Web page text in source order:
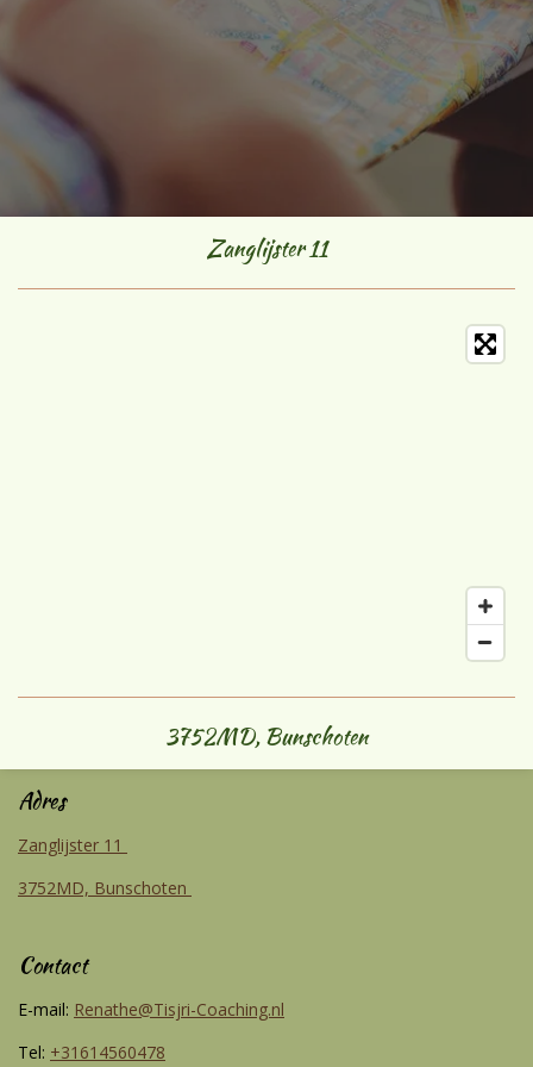
Zanglijster 11
3752MD, Bunschoten
Adres
Zanglijster 11
3752MD, Bunschoten
Contact
E-mail: Renathe@Tisjri-Coaching.nl
Tel: +31614560478